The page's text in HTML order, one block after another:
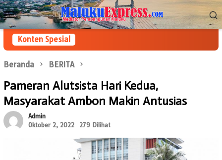
Loncat
ke
konten
Menu
Mobile
Konten Spesial
Beranda BERITA
Pameran Alutsista Hari Kedua,
Masyarakat Ambon Makin Antusias
Admin
Oktober 2, 2022
279 Dilihat